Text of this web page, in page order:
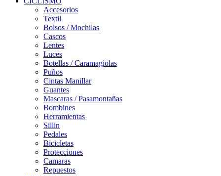
Accesorios
Textil
Bolsos / Mochilas
Cascos
Lentes
Luces
Botellas / Caramagiolas
Puños
Cintas Manillar
Guantes
Mascaras / Pasamontañas
Bombines
Herramientas
Sillin
Pedales
Bicicletas
Protecciones
Camaras
Repuestos